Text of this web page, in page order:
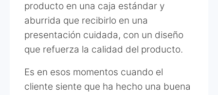
producto en una caja estándar y
aburrida que recibirlo en una
presentación cuidada, con un diseño
que refuerza la calidad del producto.
Es en esos momentos cuando el
cliente siente que ha hecho una buena